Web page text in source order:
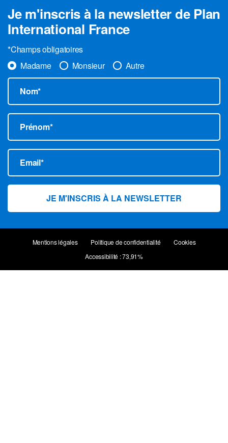
Je m'inscris à la newsletter de Plan
International France
*Champs obligatoires
Madame
Monsieur Autre
Nom*
Prénom*
Email*
Mentions légales Politique de confidentialité
Cookies
Accessibilité : 73,91%